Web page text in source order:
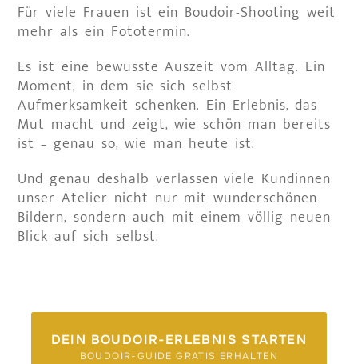
Für viele Frauen ist ein Boudoir-Shooting weit
mehr als ein Fototermin.
Es ist eine bewusste Auszeit vom Alltag. Ein
Moment, in dem sie sich selbst
Aufmerksamkeit schenken. Ein Erlebnis, das
Mut macht und zeigt, wie schön man bereits
ist – genau so, wie man heute ist.
Und genau deshalb verlassen viele Kundinnen
unser Atelier nicht nur mit wunderschönen
Bildern, sondern auch mit einem völlig neuen
Blick auf sich selbst.
DEIN BOUDOIR-ERLEBNIS STARTEN
BOUDOIR-GUIDE GRATIS ERHALTEN